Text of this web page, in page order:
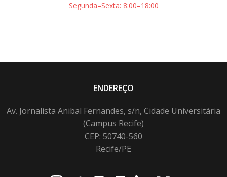
Segunda–Sexta: 8:00–18:00
ENDEREÇO
Av. Jornalista Anibal Fernandes, s/n, Cidade Universitária
(Campus Recife)
CEP: 50740-560
Recife/PE